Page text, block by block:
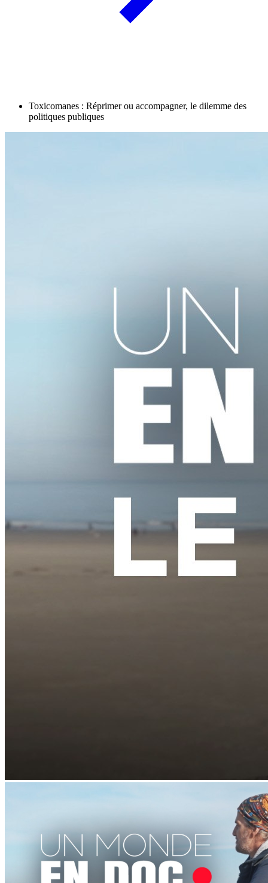
Toxicomanes : Réprimer ou accompagner, le dilemme des
politiques publiques